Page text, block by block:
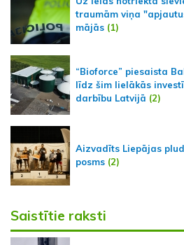
traumām viņa
mājās (1)
“Bioforce” piesaista
līdz šim lielākās
darbību Latvijā (2)
Aizvadīts Liepājas
posms (2)
Saistītie raksti